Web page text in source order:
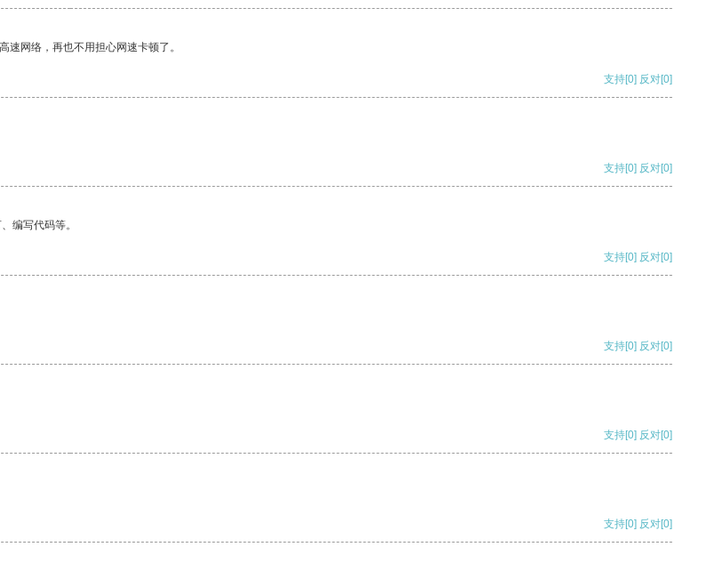
网络，再也不用担心网速卡顿了。
支持[0] 反对[0]
支持[0] 反对[0]
编写代码等。
支持[0] 反对[0]
支持[0] 反对[0]
支持[0] 反对[0]
支持[0] 反对[0]